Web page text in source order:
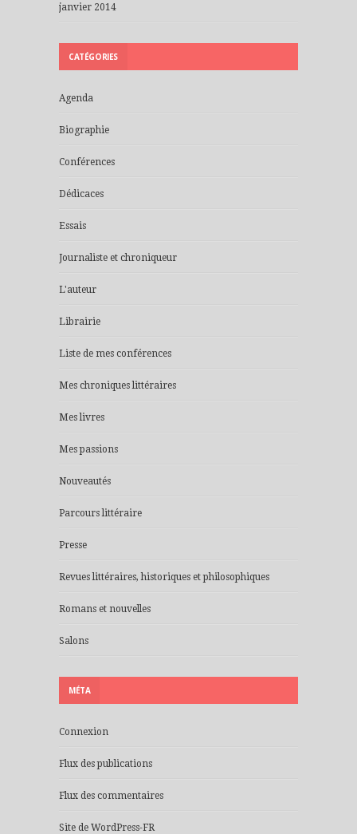
janvier 2014
CATÉGORIES
Agenda
Biographie
Conférences
Dédicaces
Essais
Journaliste et chroniqueur
L'auteur
Librairie
Liste de mes conférences
Mes chroniques littéraires
Mes livres
Mes passions
Nouveautés
Parcours littéraire
Presse
Revues littéraires, historiques et philosophiques
Romans et nouvelles
Salons
MÉTA
Connexion
Flux des publications
Flux des commentaires
Site de WordPress-FR